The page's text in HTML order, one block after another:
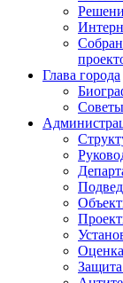
Глава города